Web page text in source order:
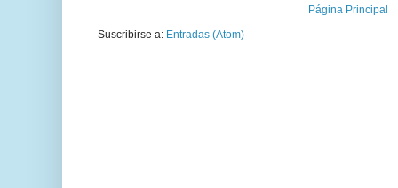
Página Principal
Suscribirse a: Entradas (Atom)